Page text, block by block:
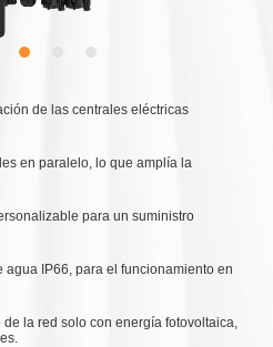
de las centrales eléctricas
en paralelo, lo que amplía la
para un suministro
agua IP66, para el funcionamiento en
la red solo con energía fotovoltaica,